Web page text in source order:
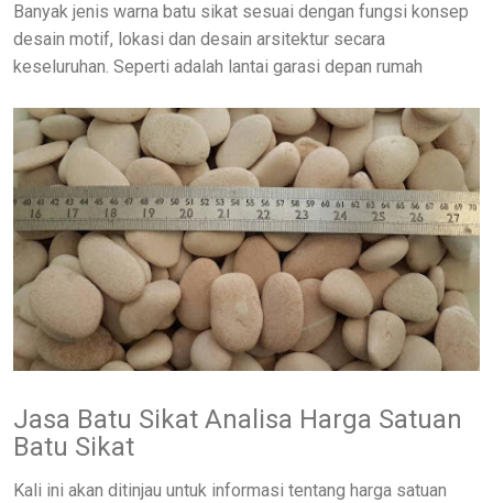
Banyak jenis warna batu sikat sesuai dengan fungsi konsep
desain motif, lokasi dan desain arsitektur secara
keseluruhan. Seperti adalah lantai garasi depan rumah
Jasa Batu Sikat Analisa Harga Satuan
Batu Sikat
Kali ini akan ditinjau untuk informasi tentang harga satuan